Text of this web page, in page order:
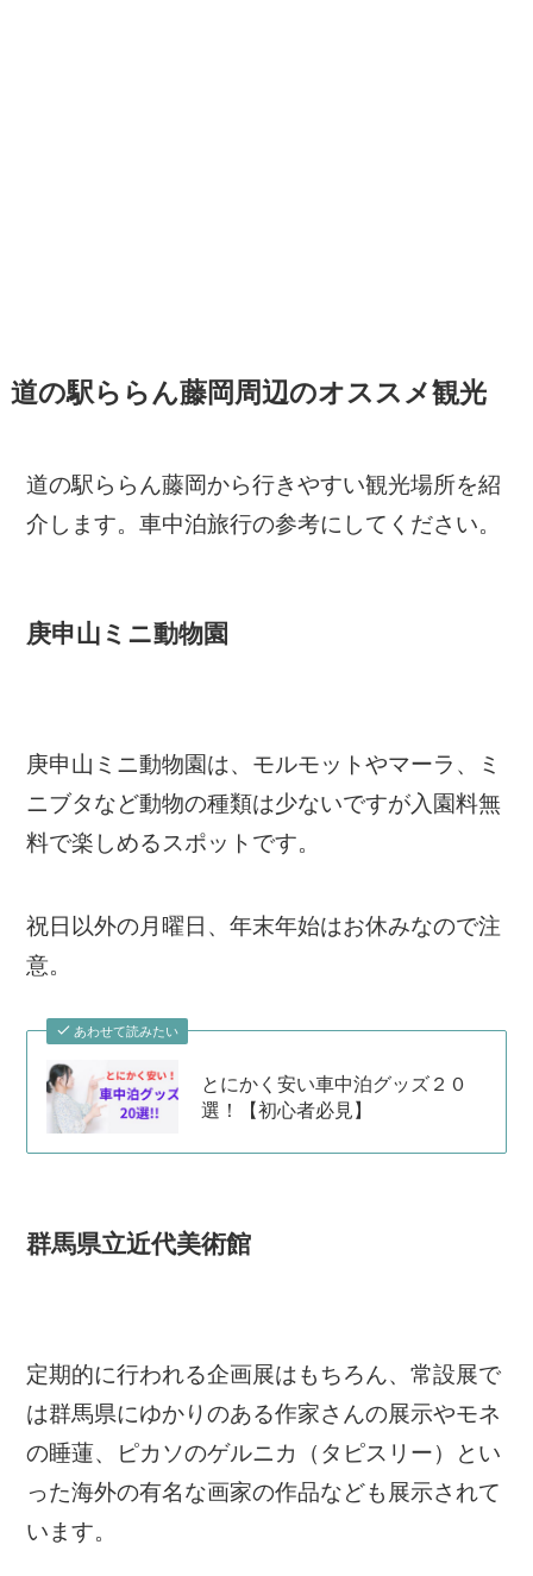
道の駅ららん藤岡周辺のオススメ観光
道の駅ららん藤岡から行きやすい観光場所を紹
介します。車中泊旅行の参考にしてください。
庚申山ミニ動物園
庚申山ミニ動物園は、モルモットやマーラ、ミ
ニブタなど動物の種類は少ないですが入園料無
料で楽しめるスポットです。
祝日以外の月曜日、年末年始はお休みなので注
意。
あわせて読みたい
とにかく安い車中泊グッズ２０
選！【初心者必見】
群馬県立近代美術館
定期的に行われる企画展はもちろん、常設展で
は群馬県にゆかりのある作家さんの展示やモネ
の睡蓮、ピカソのゲルニカ（タピスリー）とい
った海外の有名な画家の作品なども展示されて
います。